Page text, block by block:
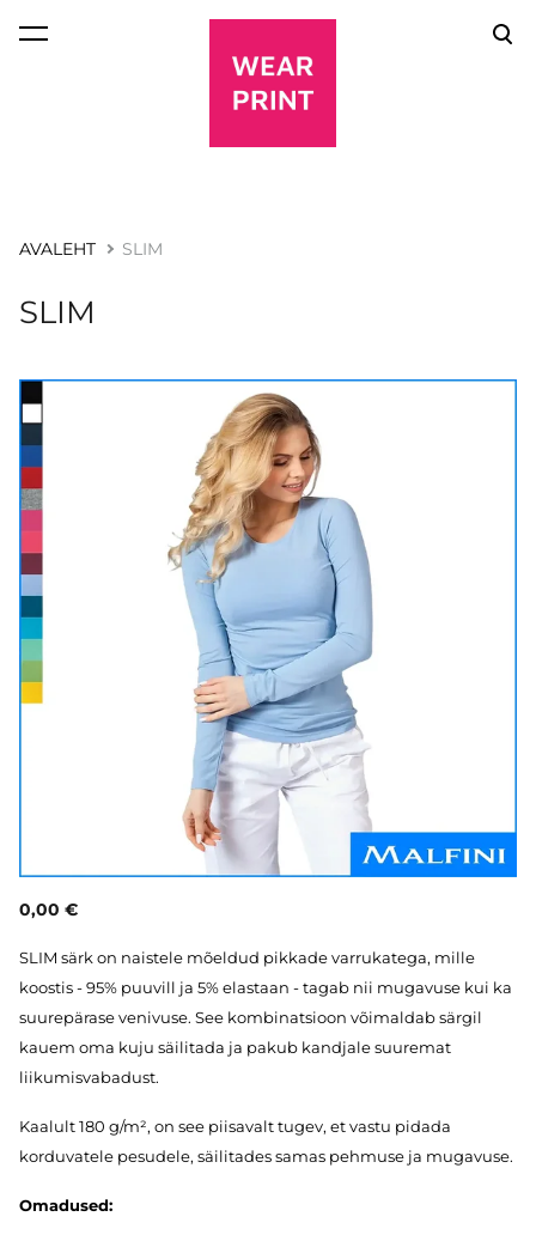
lisati ostukorvi.
AVALEHT SLIM
SLIM
0,00 €
SLIM särk on naistele mõeldud pikkade varrukatega, mille
koostis - 95% puuvill ja 5% elastaan - tagab nii mugavuse kui ka
suurepärase venivuse. See kombinatsioon võimaldab särgil
kauem oma kuju säilitada ja pakub kandjale suuremat
liikumisvabadust.
Kaalult 180 g/m², on see piisavalt tugev, et vastu pidada
korduvatele pesudele, säilitades samas pehmuse ja mugavuse.
Omadused: